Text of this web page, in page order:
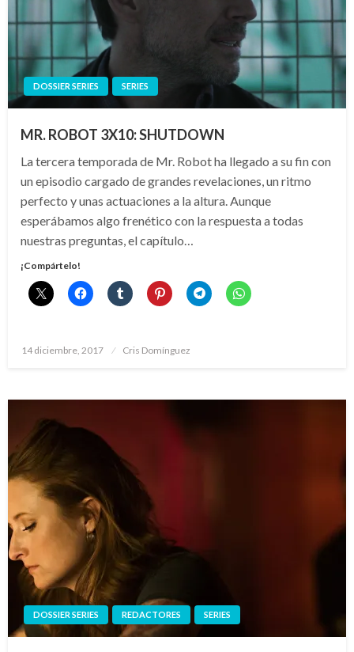
DOSSIER SERIES SERIES
MR. ROBOT 3X10: SHUTDOWN
La tercera temporada de Mr. Robot ha llegado a su fin con
un episodio cargado de grandes revelaciones, un ritmo
perfecto y unas actuaciones a la altura. Aunque
esperábamos algo frenético con la respuesta a todas
nuestras preguntas, el capítulo…
¡Compártelo!
Publicado
14 diciembre, 2017 Cris Domínguez
DOSSIER SERIES REDACTORES SERIES